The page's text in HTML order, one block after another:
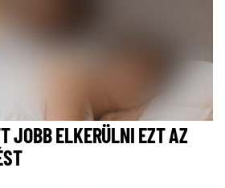
JOBB ELKERÜLNI EZT AZ